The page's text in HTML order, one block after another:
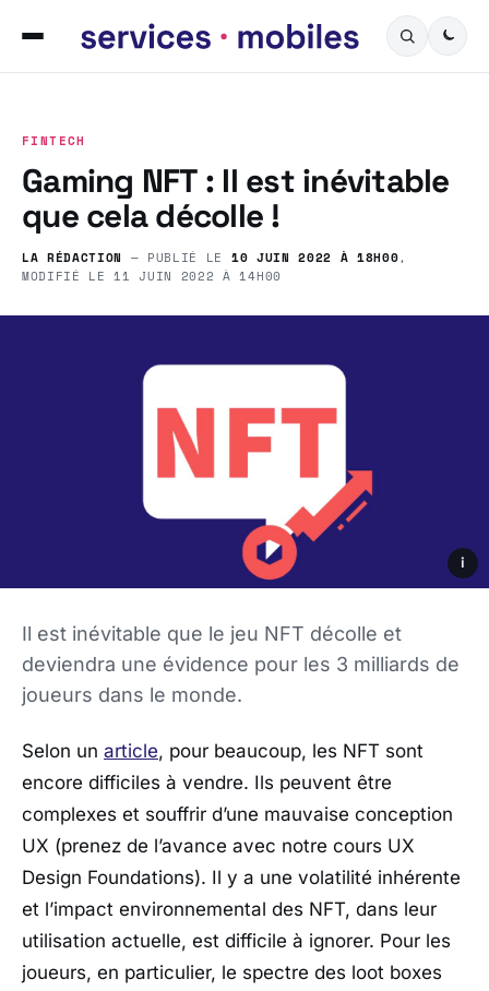
FINTECH
Gaming NFT : Il est inévitable
que cela décolle !
LA RÉDACTION — PUBLIÉ LE 10 JUIN 2022 À 18H00,
MODIFIÉ LE11 JUIN 2022 À 14H00
i
Il est inévitable que le jeu NFT décolle et
deviendra une évidence pour les 3 milliards de
joueurs dans le monde.
Selon un article, pour beaucoup, les NFT sont
encore difficiles à vendre. Ils peuvent être
complexes et souffrir d’une mauvaise conception
UX (prenez de l’avance avec notre cours UX
Design Foundations). Il y a une volatilité inhérente
et l’impact environnemental des NFT, dans leur
utilisation actuelle, est difficile à ignorer. Pour les
joueurs, en particulier, le spectre des loot boxes